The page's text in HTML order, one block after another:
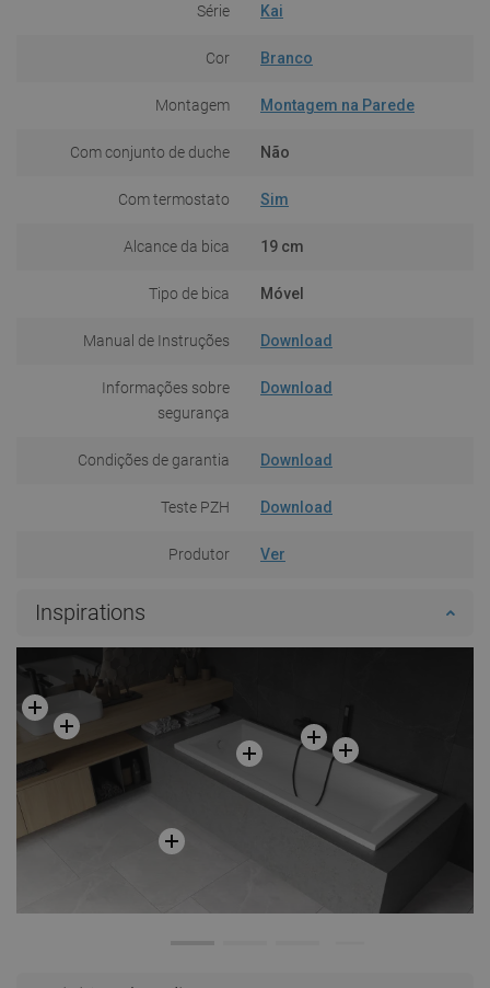
Série Kai
Cor Branco
Montagem Montagem na Parede
Com conjunto de duche Não
Com termostato Sim
Alcance da bica 19 cm
Tipo de bica Móvel
Manual de Instruções Download
Informações sobre
segurança
Download
Condições de garantia Download
Teste PZH Download
Produtor Ver
Inspirations